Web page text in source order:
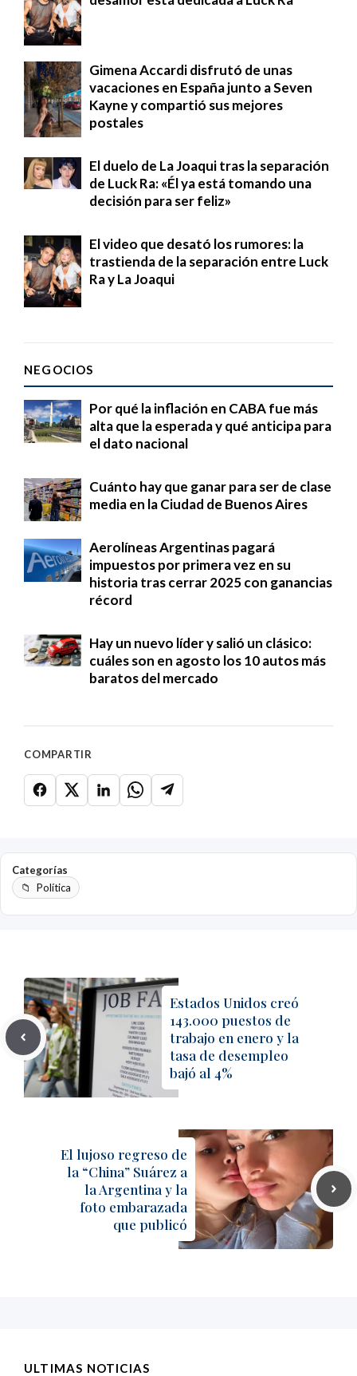
Gimena Accardi disfrutó de unas
vacaciones en España junto a Seven
Kayne y compartió sus mejores
postales
El duelo de La Joaqui tras la separación
de Luck Ra: «Él ya está tomando una
decisión para ser feliz»
El video que desató los rumores: la
trastienda de la separación entre Luck
Ra y La Joaqui
NEGOCIOS
Por qué la inflación en CABA fue más
alta que la esperada y qué anticipa para
el dato nacional
Cuánto hay que ganar para ser de clase
media en la Ciudad de Buenos Aires
Aerolíneas Argentinas pagará
impuestos por primera vez en su
historia tras cerrar 2025 con ganancias
récord
Hay un nuevo líder y salió un clásico:
cuáles son en agosto los 10 autos más
baratos del mercado
COMPARTIR
Categorías
Política
Estados Unidos creó
143.000 puestos de
trabajo en enero y la
tasa de desempleo
bajó al 4%
El lujoso regreso de
la “China” Suárez a
la Argentina y la
foto embarazada
que publicó
ULTIMAS NOTICIAS